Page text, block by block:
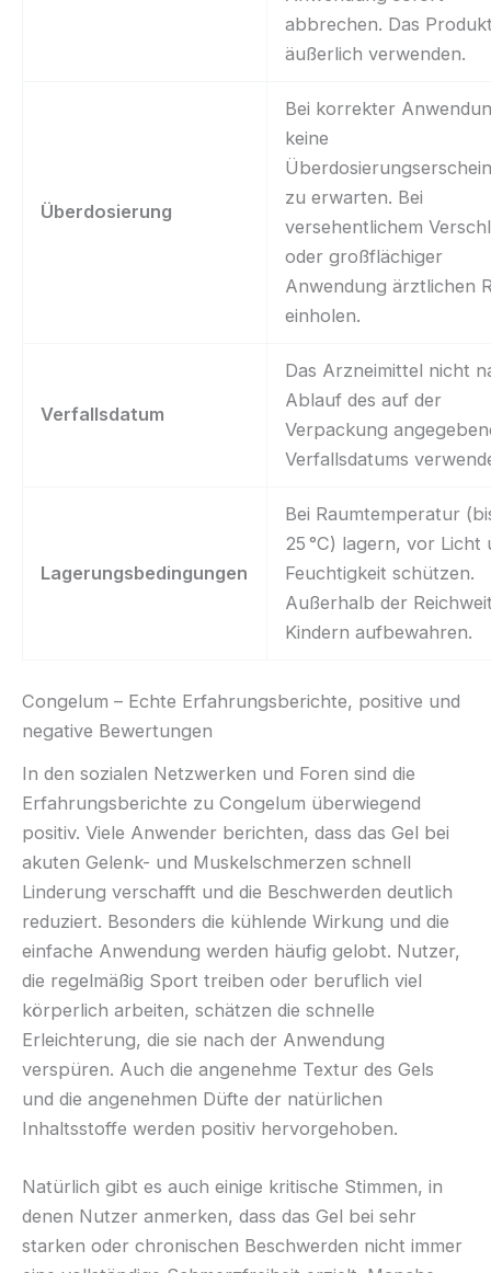
abbrechen. Das
äußerlich verwenden.
Überdosierung
Bei korrekter
keine
zu erwarten. Bei
versehentlichem
oder großflächiger
Anwendung ärztlichen
einholen.
Verfallsdatum
Das Arzneimittel nicht
Ablauf des auf der
Verpackung
Verfallsdatums
Lagerungsbedingungen
Bei Raumtemperatur
25 °C) lagern, vor Licht
Feuchtigkeit schützen.
Außerhalb der
Kindern aufbewahren.
Congelum – Echte Erfahrungsberichte, positive und
negative Bewertungen
In den sozialen Netzwerken und Foren sind die
Erfahrungsberichte zu Congelum überwiegend
positiv. Viele Anwender berichten, dass das Gel bei
akuten Gelenk- und Muskelschmerzen schnell
Linderung verschafft und die Beschwerden deutlich
reduziert. Besonders die kühlende Wirkung und die
einfache Anwendung werden häufig gelobt. Nutzer,
die regelmäßig Sport treiben oder beruflich viel
körperlich arbeiten, schätzen die schnelle
Erleichterung, die sie nach der Anwendung
verspüren. Auch die angenehme Textur des Gels
und die angenehmen Düfte der natürlichen
Inhaltsstoffe werden positiv hervorgehoben.
Natürlich gibt es auch einige kritische Stimmen, in
denen Nutzer anmerken, dass das Gel bei sehr
starken oder chronischen Beschwerden nicht immer